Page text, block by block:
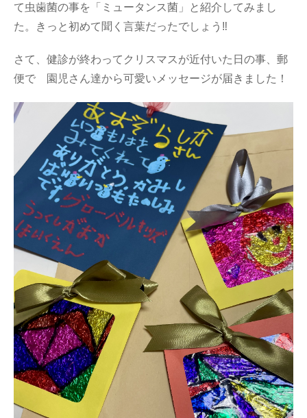
て虫歯菌の事を「ミュータンス菌」と紹介してみまし
た。きっと初めて聞く言葉だったでしょう‼︎
さて、健診が終わってクリスマスが近付いた日の事、郵
便で 園児さん達から可愛いメッセージが届きました！